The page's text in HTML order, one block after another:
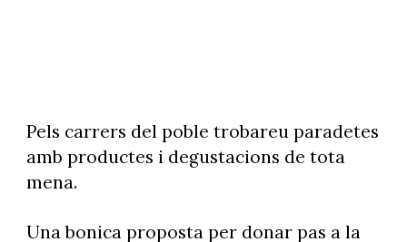
Pels carrers del poble trobareu paradetes
amb productes i degustacions de tota
mena.
Una bonica proposta per donar pas a la